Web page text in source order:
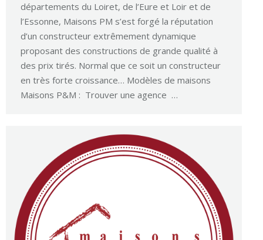
départements du Loiret, de l’Eure et Loir et de
l’Essonne, Maisons PM s’est forgé la réputation
d’un constructeur extrêmement dynamique
proposant des constructions de grande qualité à
des prix tirés. Normal que ce soit un constructeur
en très forte croissance… Modèles de maisons
Maisons P&M : Trouver une agence …